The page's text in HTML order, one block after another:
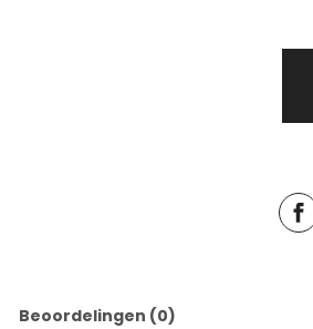
Beoordelingen (0)